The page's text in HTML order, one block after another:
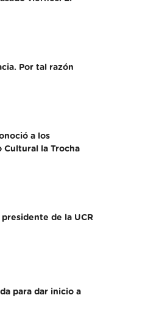
Por tal razón
a los
Cultural la Trocha
de la UCR
para dar inicio a